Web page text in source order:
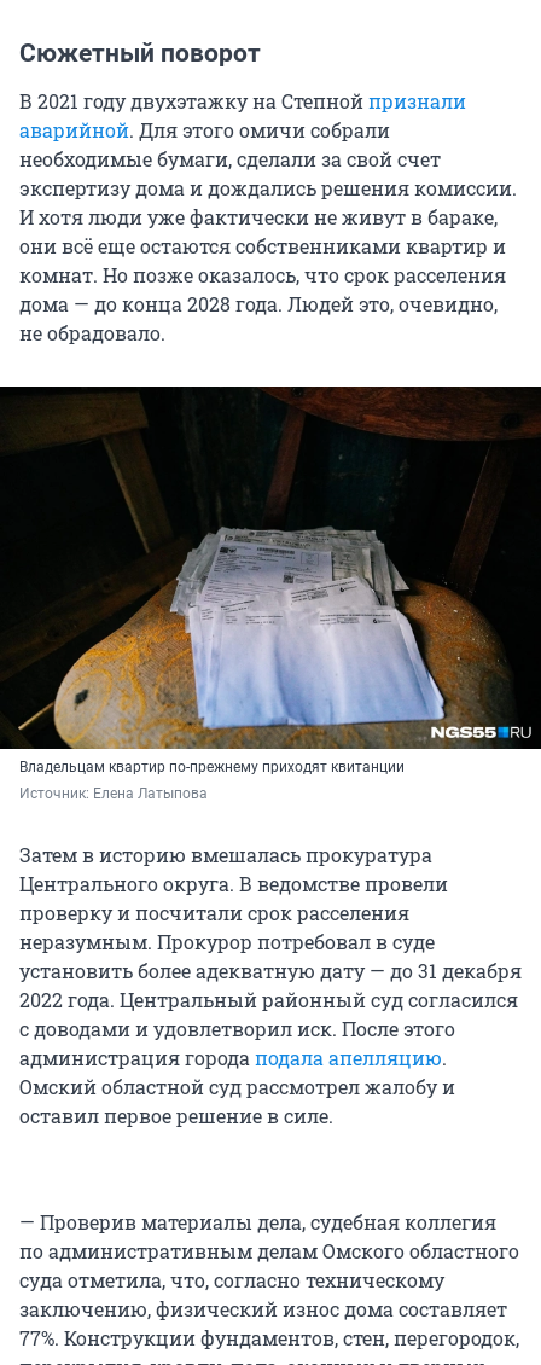
Сюжетный поворот
В 2021 году двухэтажку на Степнойпризнали
аварийной. Для этого омичи собрали
необходимые бумаги, сделали за свой счет
экспертизу дома и дождались решения комиссии.
И хотя люди уже фактически не живут в бараке,
они всё еще остаются собственниками квартир и
комнат. Но позже оказалось, что срок расселения
дома — до конца 2028 года. Людей это, очевидно,
не обрадовало.
Владельцам квартир по-прежнему приходят квитанции
Источник: Елена Латыпова
Затем в историю вмешалась прокуратура
Центрального округа. В ведомстве провели
проверку и посчитали срок расселения
неразумным. Прокурор потребовал в суде
установить более адекватную дату — до 31 декабря
2022 года. Центральный районный суд согласился
с доводами и удовлетворил иск. После этого
администрация города подала апелляцию.
Омский областной суд рассмотрел жалобу и
оставил первое решение в силе.
— Проверив материалы дела, судебная коллегия
по административным делам Омского областного
суда отметила, что, согласно техническому
заключению, физический износ дома составляет
77%. Конструкции фундаментов, стен, перегородок,